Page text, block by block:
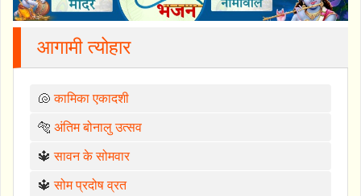
आगामी त्योहार
🐚कामिका एकादशी
🐅 अंतिम बोनालु उत्सव
🔱सावन के सोमवार
🔱सोम प्रदोष व्रत